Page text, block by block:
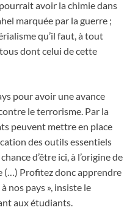
avoir la chimie dans
marquée par la guerre ;
qu’il faut, à tout
dont celui de cette
pour avoir une avance
le terrorisme. Par la
peuvent mettre en place
des outils essentiels
d’être ici, à l’origine de
(…) Profitez donc apprendre
nos pays », insiste le
aux étudiants.